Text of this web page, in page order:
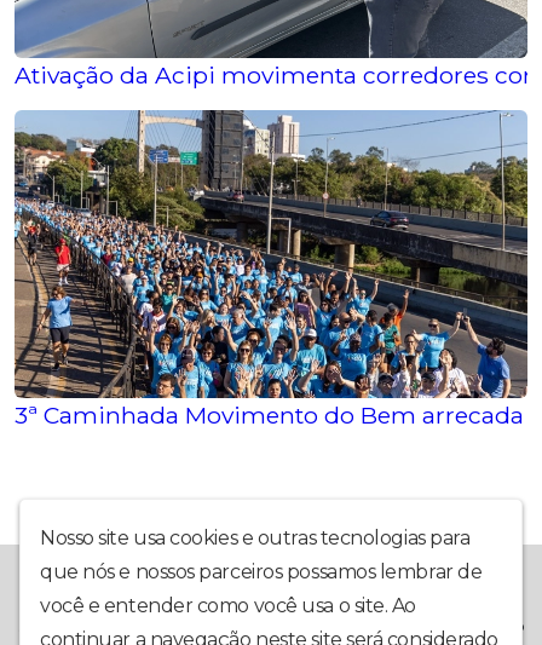
Ativação da Acipi movimenta corredores
3ª Caminhada Movimento do Bem arrecada
Nosso site usa cookies e outras tecnologias para
que nós e nossos parceiros possamos lembrar de
você e entender como você usa o site. Ao
continuar a navegação neste site será considerado
A Rádio Piracicaba foi criada em outubro de 2020, e inaugurada
em 1º de março de 2021, com o intuito de trazer ao internauta
sempre a melhor informação, com o Jornal A Hora da Notícia e o